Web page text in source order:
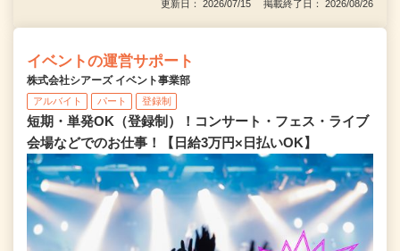
更新日： 2026/07/15 掲載終了日： 2026/08/26
イベントの運営サポート
株式会社シアーズ イベント事業部
アルバイト パート 登録制
短期・単発OK（登録制）！コンサート・フェス・ライブ
会場などでのお仕事！【日給3万円×日払いOK】